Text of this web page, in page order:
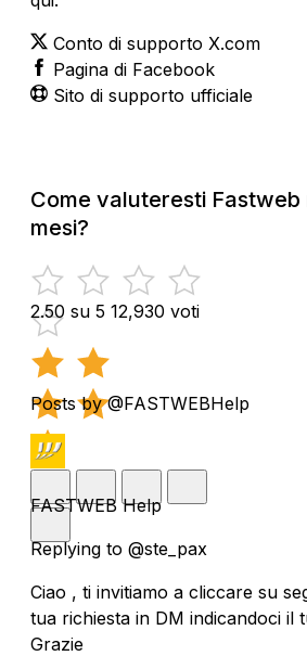
Conto di supporto X.com
Pagina di Facebook
Sito di supporto ufficiale
Come valuteresti Fastweb
mesi?
2.50 su 5 12,930 voti
Posts by @FASTWEBHelp
FASTWEB Help
Replying to @ste_pax
Ciao , ti invitiamo a cliccare su
tua richiesta in DM indicandoci il
Grazie